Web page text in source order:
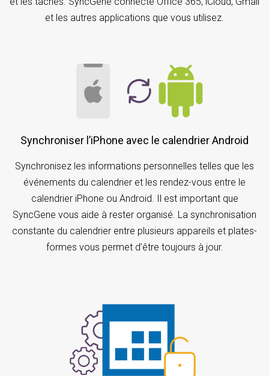
et les autres applications que vous utilisez.
Synchroniser l’iPhone avec le calendrier Android
Synchronisez les informations personnelles telles que les
événements du calendrier et les rendez-vous entre le
calendrier iPhone ou Android. Il est important que
SyncGene vous aide à rester organisé. La synchronisation
constante du calendrier entre plusieurs appareils et plates-
formes vous permet d’être toujours à jour.